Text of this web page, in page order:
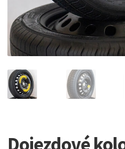
Dojezdové